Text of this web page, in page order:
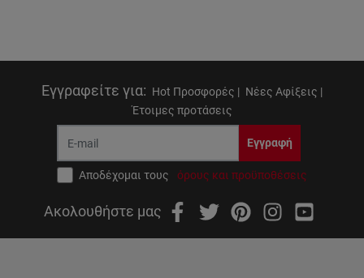
Εγγραφείτε για: Hot Προσφορές | Νέες Αφίξεις |
Έτοιμες προτάσεις
Εγγραφή
Αποδέχομαι τους όρους και προϋποθέσεις
Ακολουθήστε μας